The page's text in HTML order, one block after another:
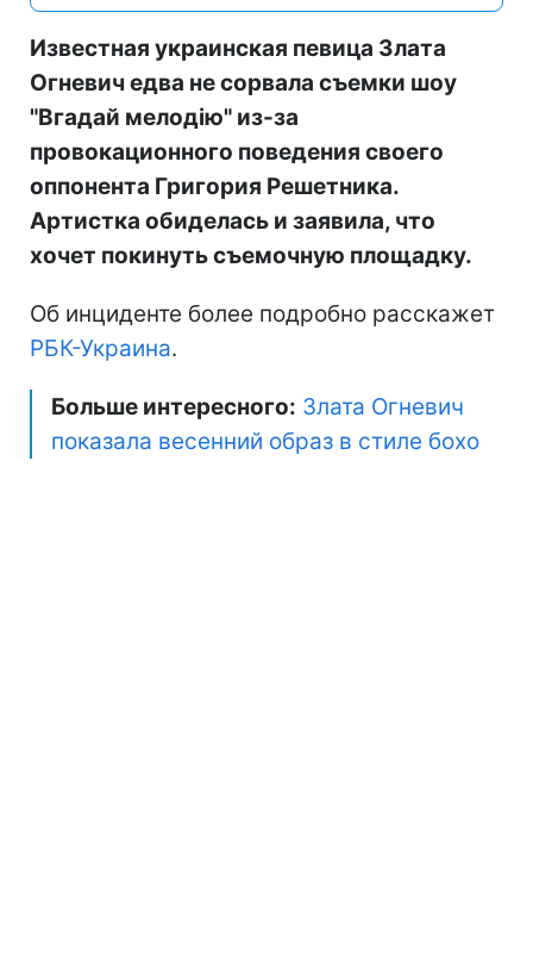
Известная украинская певица Злата
Огневич едва не сорвала съемки шоу
"Вгадай мелодію" из-за
провокационного поведения своего
оппонента Григория Решетника.
Артистка обиделась и заявила, что
хочет покинуть съемочную площадку.
Об инциденте более подробно расскажет
РБК-Украина.
Больше интересного: Злата Огневич
показала весенний образ в стиле бохо